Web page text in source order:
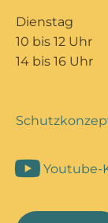
Dienstag
10 bis 12 Uhr
14 bis 16 Uhr
Youtube-